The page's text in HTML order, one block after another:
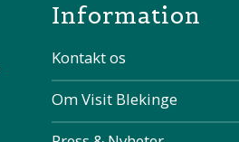
Information
Kontakt os
Om Visit Blekinge